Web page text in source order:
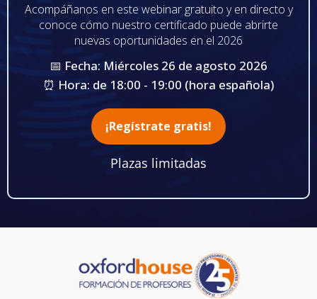
Acompáñanos en este webinar gratuito y en directo y
conoce cómo nuestro certificado puede abrirte
nuevas oportunidades en el 2026
📅 Fecha: Miércoles 26 de agosto 2026
⏰ Hora: de 18:00 - 19:00 (hora española)
¡Regístrate gratis!
Plazas limitadas